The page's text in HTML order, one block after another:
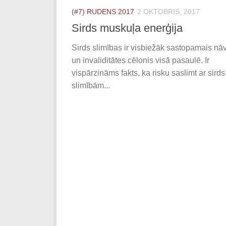
(#7) RUDENS 2017 2 OKTOBRIS, 2017
Sirds muskuļa enerģija
Sirds slimības ir visbiežāk sastopamais
un invaliditātes cēlonis visā pasaulē. Ir
vispārzināms fakts, ka risku saslimt ar sirds
slimībām...